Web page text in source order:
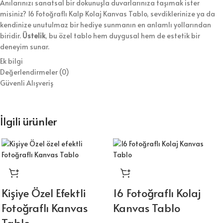
Anılarınızı sanatsal bir dokunuşla duvarlarınıza taşımak ister
misiniz? 16 Fotoğraflı Kalp Kolaj Kanvas Tablo, sevdiklerinize ya da
kendinize unutulmaz bir hediye sunmanın en anlamlı yollarından
biridir. Üstelik, bu özel tablo hem duygusal hem de estetik bir
deneyim sunar.
Ürün Özellikleri
Ayrıca , tasarımı kendi zevkinize göre yönlendirerek tamamen size
özel bir tabloya sahip olabilirsiniz.
Yüksek Kaliteli Baskı
Fotoğraflarınızı, solmaya dirençli mürekkeplerle kanvas kumaşa
basıyoruz.
, baskılar uzun yıllar boyunca canlılığını korur
anılarınız her zaman ilk günkü gibi görünür.
Dayanıklı Ahşap Şase
Tablolarımızı, %100 doğal çam ağacından ürettiğimiz sağlam bir
Ek bilgi
Değerlendirmeler (0)
Güvenli Alışveriş
İlgili ürünler
Kişiye Özel Efektli
Fotoğraflı Kanvas
16 Fotoğraflı Kolaj
Kanvas Tablo